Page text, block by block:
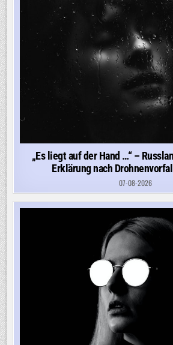
„Es liegt auf der Hand …“ –
Erklärung nach
07-08-2026